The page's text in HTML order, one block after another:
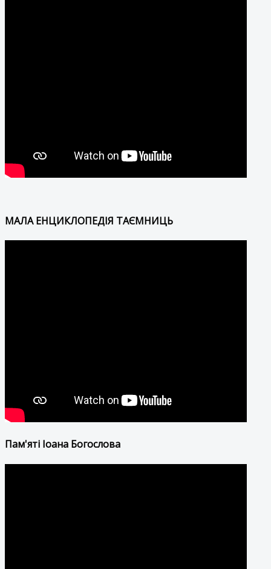
МАЛА ЕНЦИКЛОПЕДІЯ ТАЄМНИЦЬ
Пам'яті Іоана Богослова